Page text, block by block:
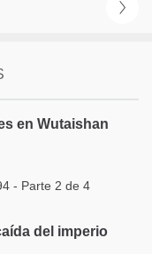
en Wutaishan
- Parte 2 de 4
del imperio